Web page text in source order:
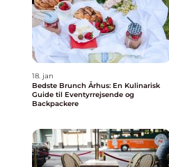
18. jan
Bedste Brunch Århus: En Kulinarisk
Guide til Eventyrrejsende og
Backpackere